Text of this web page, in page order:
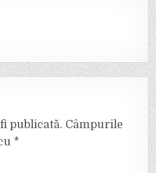
publicată. Câmpurile
*